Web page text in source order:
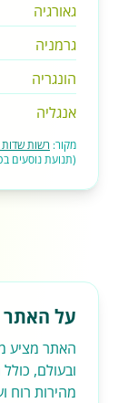
גאורגיה
גרמניה
הונגריה
אנגליה
מקור: רשות שדות התעופה
(תנועת נוסעים
על האתר
האתר מציע
ובעולם,
מהירות רוח